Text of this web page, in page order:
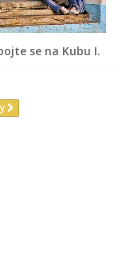
se na Kubu I.